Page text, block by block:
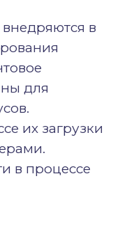
в
для
их загрузки
в процессе